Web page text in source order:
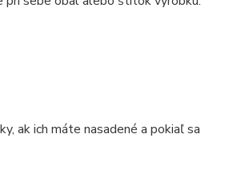
ak ich máte nasadené a pokiaľ sa